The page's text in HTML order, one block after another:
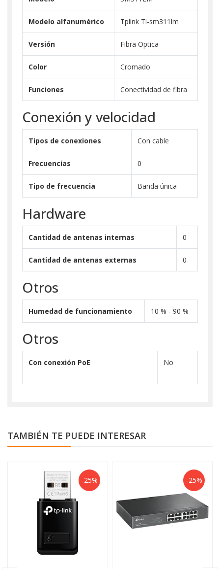
Modelo alfanumérico Tplink Tl-sm311lm
Versión Fibra Optica
Color Cromado
Funciones Conectividad de fibra
Conexión y velocidad
Tipos de conexiones Con cable
Frecuencias 0
Tipo de frecuencia Banda única
Hardware
Cantidad de antenas internas 0
Cantidad de antenas externas 0
Otros
Humedad de funcionamiento 10 % - 90 %
Otros
Con conexión PoE No
TAMBIÉN TE PUEDE INTERESAR
-25% -25%